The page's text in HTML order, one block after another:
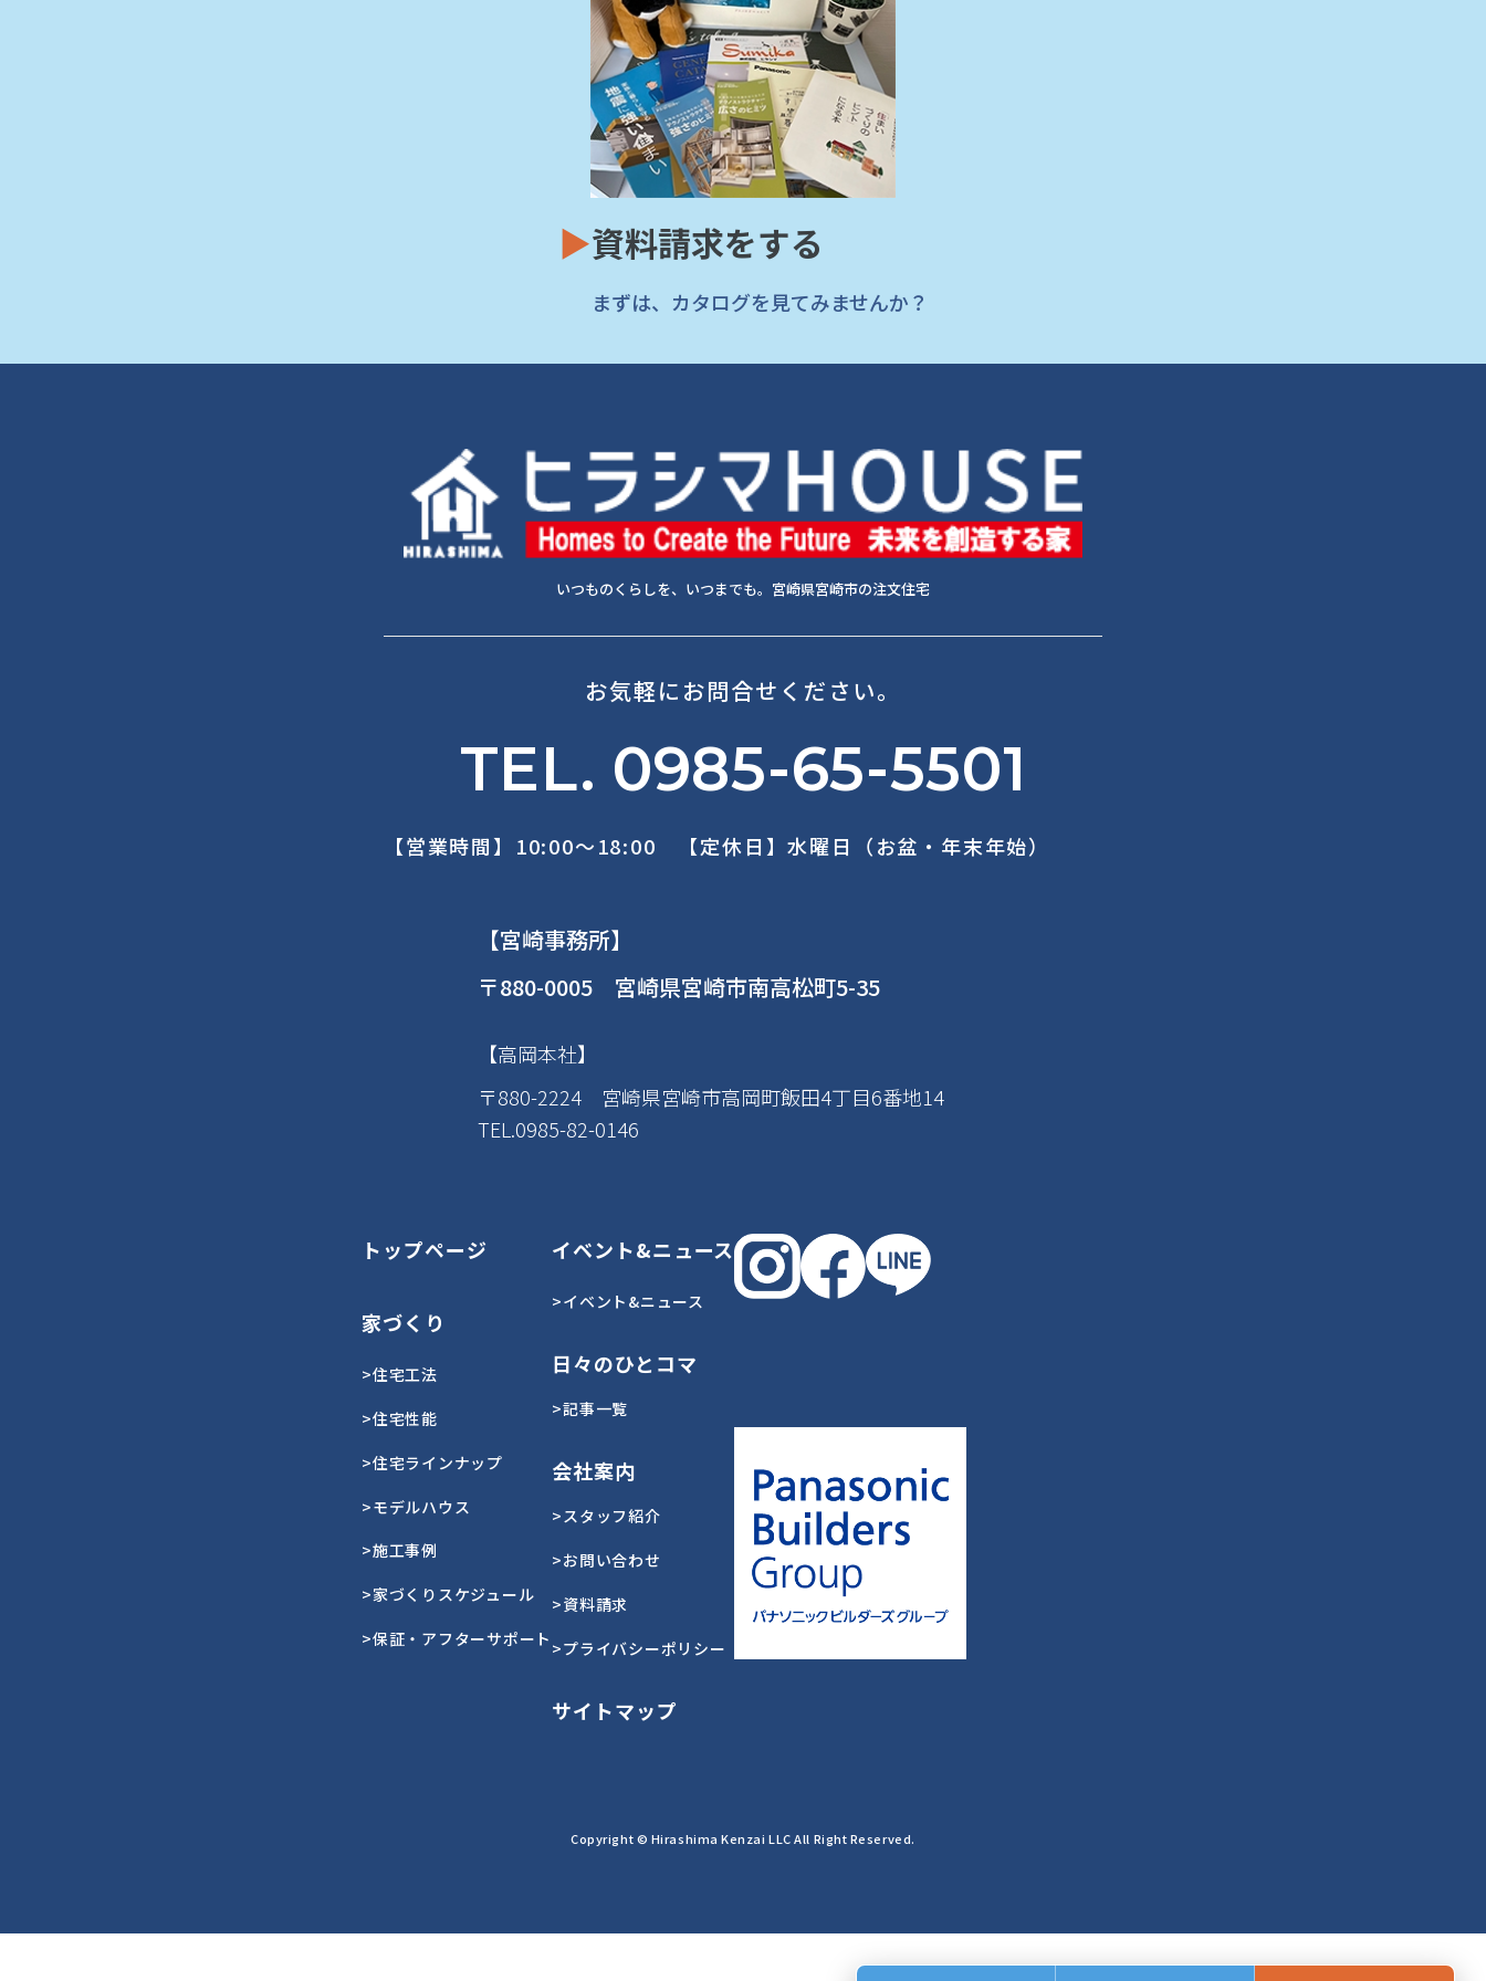
▶資料請求をする
まずは、カタログを見てみませんか？
いつものくらしを、いつまでも。宮崎県宮崎市の注文住宅
お気軽にお問合せください。
TEL. 0985-65-5501
【営業時間】10:00～18:00 【定休日】水曜日（お盆・年末年始）
【宮崎事務所】
〒880-0005 宮崎県宮崎市南高松町5-35
【高岡本社】
〒880-2224 宮崎県宮崎市高岡町飯田4丁目6番地14
TEL.0985-82-0146
トップページ
家づくり
>住宅工法
>住宅性能
>住宅ラインナップ
>モデルハウス
>施工事例
>家づくりスケジュール
>保証・アフターサポート
イベント&ニュース
>イベント&ニュース
日々のひとコマ
>記事一覧
会社案内
>スタッフ紹介
>お問い合わせ
>資料請求
>プライバシーポリシー
サイトマップ
Copyright © Hirashima Kenzai LLC All Right Reserved.